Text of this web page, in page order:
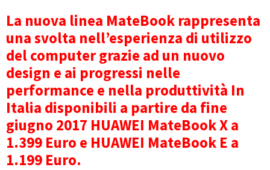
La nuova linea MateBook rappresenta
una svolta nell’esperienza di utilizzo
del computer grazie ad un nuovo
design e ai progressi nelle
performance e nella produttività In
Italia disponibili a partire da fine
giugno 2017 HUAWEI MateBook X a
1.399 Euro e HUAWEI MateBook E a
1.199 Euro.